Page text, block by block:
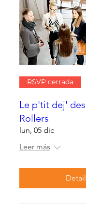
RSVP cerrada
Le p'tit dej'
Rollers
lun, 05 dic
Leer más